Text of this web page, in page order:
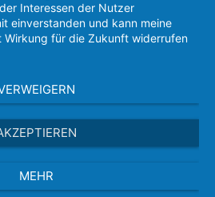
Interessen der Nutzer
einverstanden und kann meine
Wirkung für die Zukunft widerrufen
MEHR